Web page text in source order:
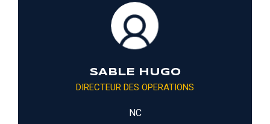
SABLE HUGO
DIRECTEUR DES OPERATIONS
NC